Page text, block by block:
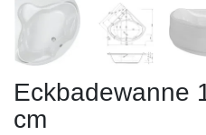
Eckbadewanne
cm